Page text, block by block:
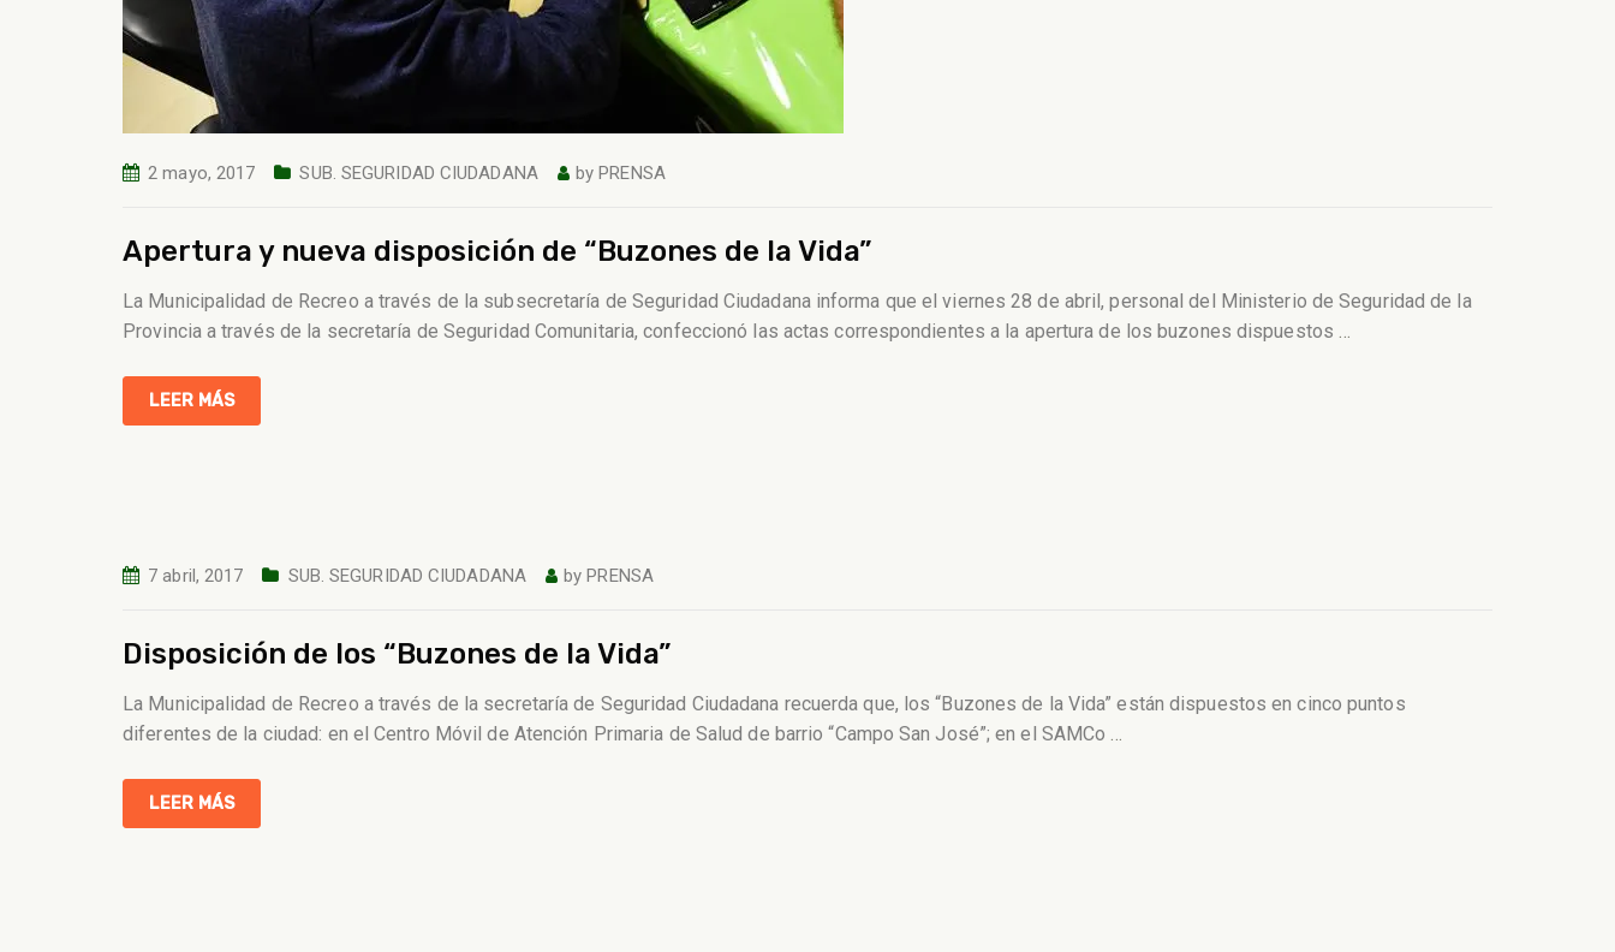
2 mayo, 2017 SUB. SEGURIDAD CIUDADANA byPRENSA
Apertura y nueva disposición de “Buzones de la Vida”
La Municipalidad de Recreo a través de la subsecretaría de Seguridad Ciudadana informa que el viernes 28 de abril, personal del Ministerio de Seguridad de la
Provincia a través de la secretaría de Seguridad Comunitaria, confeccionó las actas correspondientes a la apertura de los buzones dispuestos…
LEER MÁS
7 abril, 2017 SUB. SEGURIDAD CIUDADANA byPRENSA
Disposición de los “Buzones de la Vida”
La Municipalidad de Recreo a través de la secretaría de Seguridad Ciudadana recuerda que, los “Buzones de la Vida” están dispuestos en cinco puntos
diferentes de la ciudad: en el Centro Móvil de Atención Primaria de Salud de barrio “Campo San José”; en el SAMCo…
LEER MÁS